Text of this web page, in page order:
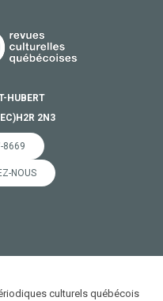
HUBERT
H2R 2N3
8669
NOUS
culturels québécois